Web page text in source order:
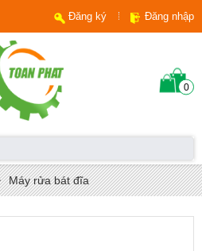
Đăng ký Đăng nhập
0
Máy rửa bát đĩa